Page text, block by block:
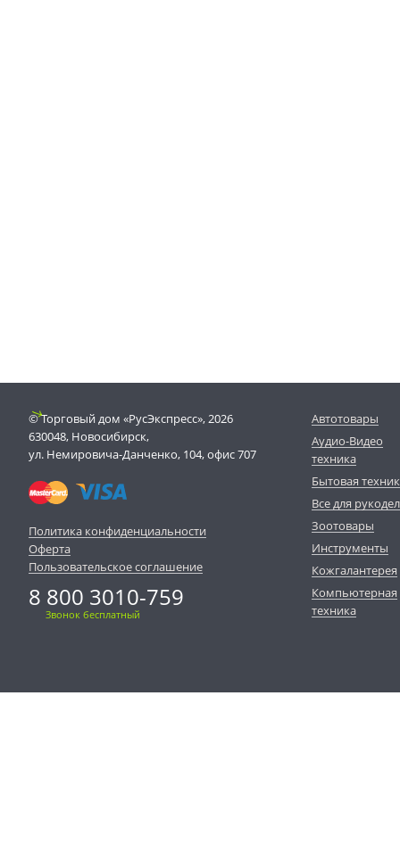
© Торговый дом «РусЭкспресс», 2026
630048, Новосибирск,
ул. Немировича-Данченко, 104, офис 707
Политика конфиденциальности
Оферта
Пользовательское соглашение
8 800 3010-759
Звонок бесплатный
Автотовары
Аудио-Видео
техника
Бытовая
Все для
Зоотовары
Инструменты
Кожгалантерея
Компьютерная
техника